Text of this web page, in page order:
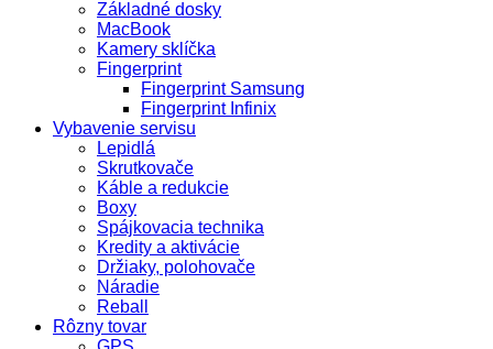
Základné dosky
MacBook
Kamery sklíčka
Fingerprint
Fingerprint Samsung
Fingerprint Infinix
Vybavenie servisu
Lepidlá
Skrutkovače
Káble a redukcie
Boxy
Spájkovacia technika
Kredity a aktivácie
Držiaky, polohovače
Náradie
Reball
Rôzny tovar